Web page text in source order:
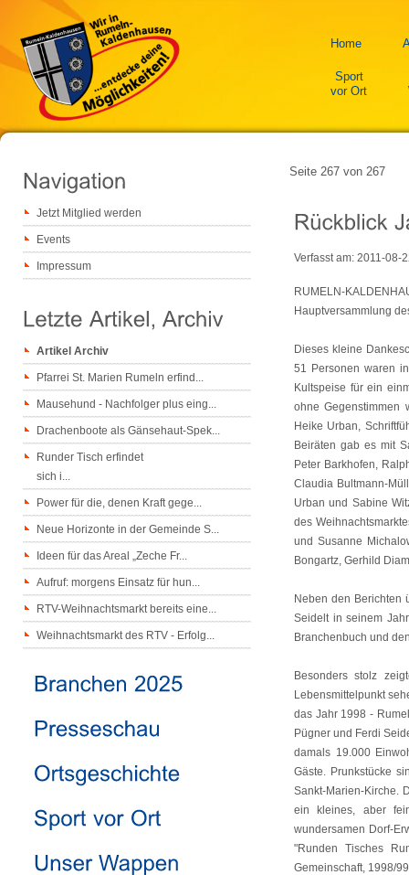
Home
Sport
vor Ort
Seite 267 von 267
Verfasst am: 2011-08-
RUMELN-
Hauptversammlung
Dieses kleine
51 Personen waren
Kultspeise für ein
ohne Gegenstimmen
Heike Urban,
Beiräten gab es mit
Peter Barkhofen,
Claudia Bultmann-
Urban und Sabine
des
und Susanne
Bongartz, Gerhild
Neben den Berichten
Seidelt in seinem
Branchenbuch und
Besonders stolz
Lebensmittelpunkt
das Jahr 1998 -
Pügner und Ferdi
damals 19.000
Gäste. Prunkstücke
Sankt-Marien-Kirche.
ein kleines, aber
wundersamen Dorf-
"Runden Tisches
Gemeinschaft, 1998/
Jetzt Mitglied werden
Events
Impressum
Artikel Archiv
Pfarrei St. Marien Rumeln erfind...
Mausehund - Nachfolger plus eing...
Drachenboote als Gänsehaut-Spek...
Runder Tisch erfindet
sich i...
Power für die, denen Kraft gege...
Neue Horizonte in der Gemeinde S...
Ideen für das Areal „Zeche Fr...
Aufruf: morgens Einsatz für hun...
RTV-Weihnachtsmarkt bereits eine...
Weihnachtsmarkt des RTV - Erfolg...